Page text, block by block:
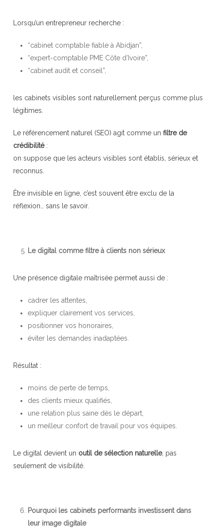
Lorsqu’un entrepreneur recherche :
“cabinet comptable fiable à Abidjan”,
“expert-comptable PME Côte d’Ivoire”,
“cabinet audit et conseil”,
les cabinets visibles sont naturellement perçus comme plus
légitimes.
Le référencement naturel (SEO) agit comme un filtre de
crédibilité:
on suppose que les acteurs visibles sont établis, sérieux et
reconnus.
Être invisible en ligne, c’est souvent être exclu de la
réflexion… sans le savoir.
Le digital comme filtre à clients non sérieux
Une présence digitale maîtrisée permet aussi de :
cadrer les attentes,
expliquer clairement vos services,
positionner vos honoraires,
éviter les demandes inadaptées.
Résultat :
moins de perte de temps,
des clients mieux qualifiés,
une relation plus saine dès le départ,
un meilleur confort de travail pour vos équipes.
Le digital devient un outil de sélection naturelle, pas
seulement de visibilité.
Pourquoi les cabinets performants investissent dans
leur image digitale